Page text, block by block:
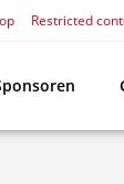
Restricted